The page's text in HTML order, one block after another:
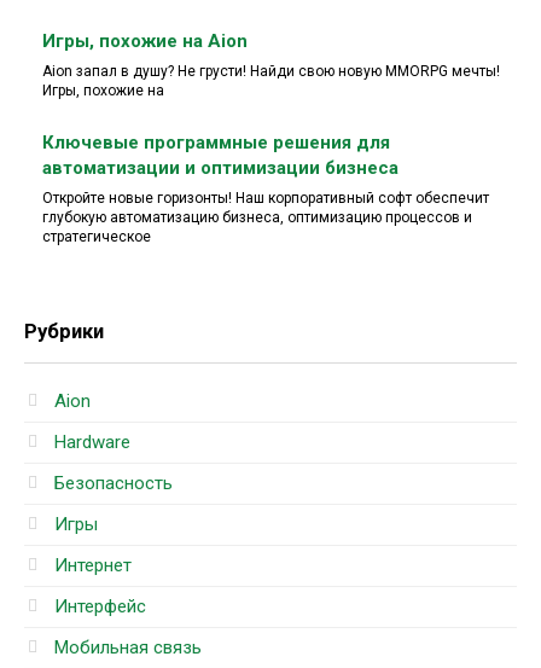
Игры, похожие на Aion
Aion запал в душу? Не грусти! Найди свою новую MMORPG мечты!
Игры, похожие на
Ключевые программные решения для
автоматизации и оптимизации бизнеса
Откройте новые горизонты! Наш корпоративный софт обеспечит
глубокую автоматизацию бизнеса, оптимизацию процессов и
стратегическое
Рубрики
Aion
Hardware
Безопасность
Игры
Интернет
Интерфейс
Мобильная связь